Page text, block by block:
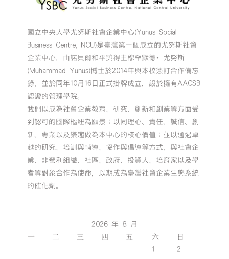
國立中央大學尤努斯社會企業中心(Yunus Social
Business Centre, NCU)是臺灣第一個成立的尤努斯社會
企業中心，由諾貝爾和平獎得主穆罕默德•尤努斯
(Muhammad Yunus)博士於2014年與本校簽訂合作備忘
錄，並於同年10月16日正式掛牌成立，設於擁有AACSB
認證的管理學院。
我們以成為社會企業教育、研究、創新和創業等方面受
到認可的國際樞紐為願景；以同理心、責任、誠信、創
新、專業以及樂趣做為本中心的核心價值；並以通過卓
越的研究、培訓與輔導、協作與倡導等方式，與社會企
業、非營利組織、社區、政府、投資人、培育家以及學
者等對象合作為使命，以期成為臺灣社會企業生態系統
的催化劑。
2026 年 8 月
一 二 三 四 五 六 日
1
2